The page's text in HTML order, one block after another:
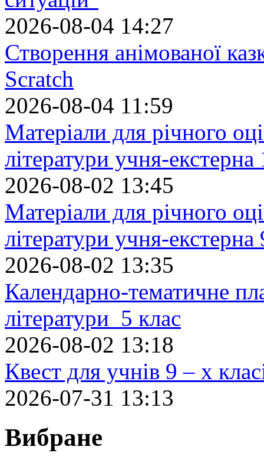
2026-08-04 14:27
Створення анімованої
Scratch
2026-08-04 11:59
Матеріали для річного
літератури учня-екстерна
2026-08-02 13:45
Матеріали для річного
літератури учня-екстерна
2026-08-02 13:35
Календарно-тематичне
літератури 5 клас
2026-08-02 13:18
Квест для учнів 9 – х
2026-07-31 13:13
Вибране